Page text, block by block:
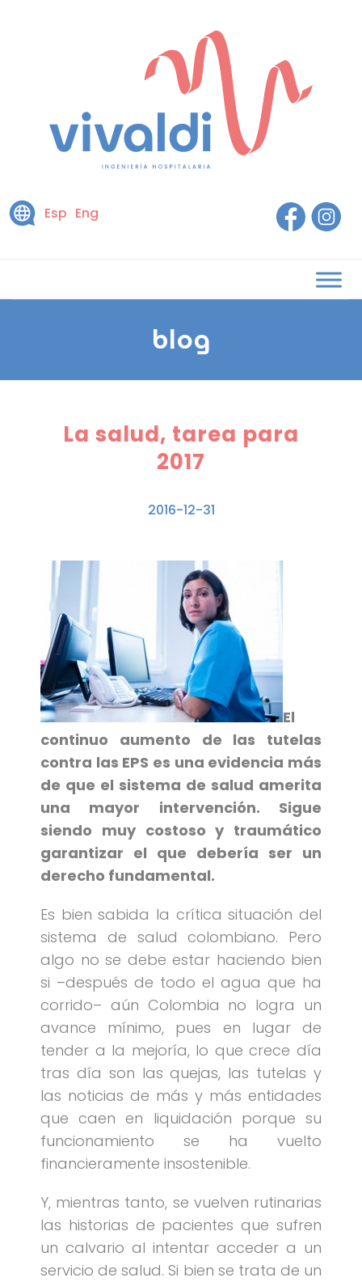
Esp Eng
blog
La salud, tarea para
2017
2016-12-31
El
continuo aumento de las tutelas
contra las EPS es una evidencia más
de que el sistema de salud amerita
una mayor intervención. Sigue
siendo muy costoso y traumático
garantizar el que debería ser un
derecho fundamental.
Es bien sabida la crítica situación del
sistema de salud colombiano. Pero
algo no se debe estar haciendo bien
si –después de todo el agua que ha
corrido– aún Colombia no logra un
avance mínimo, pues en lugar de
tender a la mejoría, lo que crece día
tras día son las quejas, las tutelas y
las noticias de más y más entidades
que caen en liquidación porque su
funcionamiento se ha vuelto
financieramente insostenible.
Y, mientras tanto, se vuelven rutinarias
las historias de pacientes que sufren
un calvario al intentar acceder a un
servicio de salud. Si bien se trata de un